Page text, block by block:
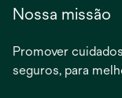
Nossa missão
Promover
seguros, para